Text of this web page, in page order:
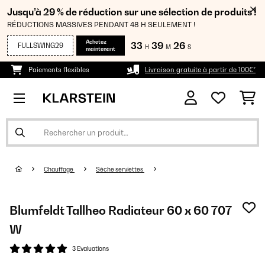
Jusqu’à 29 % de réduction sur une sélection de produits !
RÉDUCTIONS MASSIVES PENDANT 48 H SEULEMENT !
FULLSWING29
Achetez
maintenant
33 H 39 M 25 S
Paiements flexibles Livraison gratuite à partir de 100€*
Chauffage Sèche serviettes
Blumfeldt Tallheo Radiateur 60 x 60 707
W
3 Evaluations